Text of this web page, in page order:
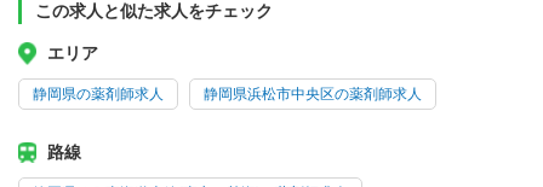
この求人と似た求人をチェック
エリア
静岡県の薬剤師求人 静岡県浜松市中央区の薬剤師求人
路線